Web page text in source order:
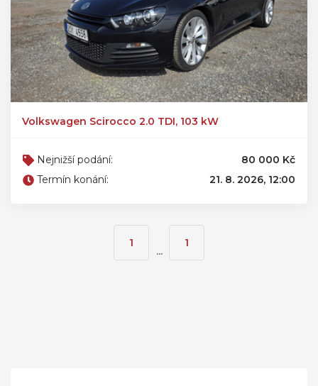
Volkswagen Scirocco 2.0 TDI, 103 kW
Nejnižší podání:
80 000 Kč
Termín konání:
21. 8. 2026, 12:00
1
...
1